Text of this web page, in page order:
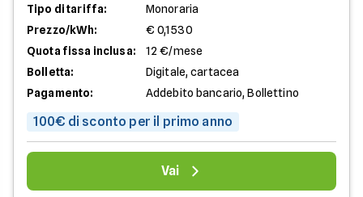
Tipo di tariffa:
Monoraria
Prezzo/kWh:
€ 0,1530
Quota fissa inclusa:
12 €/mese
Bolletta:
Digitale, cartacea
Pagamento:
Addebito bancario, Bollettino
100€ di sconto per il primo anno
Vai